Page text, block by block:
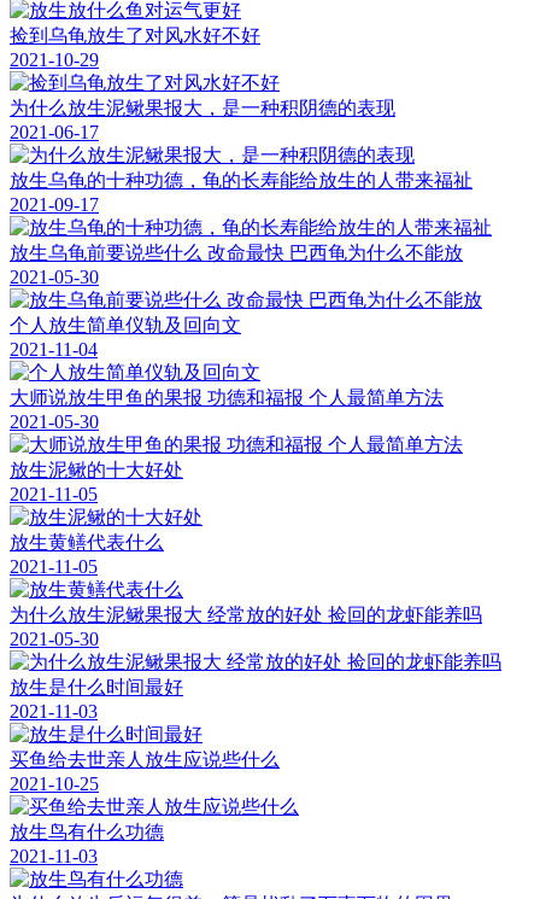
捡到乌龟放生了对风水好不好
2021-10-29
为什么放生泥鳅果报大，是一种积阴德的表现
2021-06-17
放生乌龟的十种功德，龟的长寿能给放生的人带来福祉
2021-09-17
放生乌龟前要说些什么 改命最快 巴西龟为什么不能放
2021-05-30
个人放生简单仪轨及回向文
2021-11-04
大师说放生甲鱼的果报 功德和福报 个人最简单方法
2021-05-30
放生泥鳅的十大好处
2021-11-05
放生黄鳝代表什么
2021-11-05
为什么放生泥鳅果报大 经常放的好处 捡回的龙虾能养吗
2021-05-30
放生是什么时间最好
2021-11-03
买鱼给去世亲人放生应说些什么
2021-10-25
放生鸟有什么功德
2021-11-03